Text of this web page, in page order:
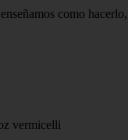
como
vermicelli